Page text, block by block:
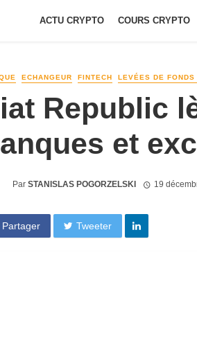
ACTU CRYPTO COURS CRYPTO
ECHANGEUR FINTECH LEVÉES DE
Republic
et
Par STANISLAS POGORZELSKI 19
Partager Tweeter